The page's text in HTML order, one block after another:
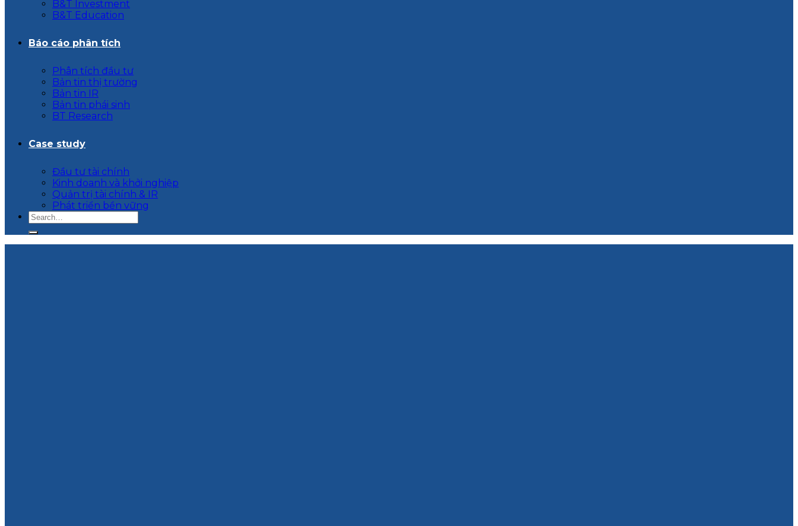
B&T Investment
B&T Education
Báo cáo phân tích
Phân tích đầu tư
Bản tin thị trường
Bản tin IR
Bản tin phái sinh
BT Research
Case study
Đầu tư tài chính
Kinh doanh và khởi nghiệp
Quản trị tài chính & IR
Phát triển bền vững